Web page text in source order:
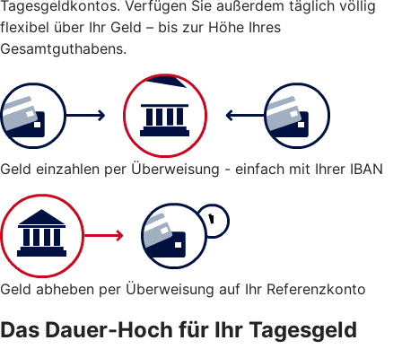
Tagesgeldkontos. Verfügen Sie außerdem täglich völlig
flexibel über Ihr Geld – bis zur Höhe Ihres
Gesamtguthabens.
Geld einzahlen per Überweisung - einfach mit Ihrer IBAN
Geld abheben per Überweisung auf Ihr Referenzkonto
Das Dauer-Hoch für Ihr Tagesgeld